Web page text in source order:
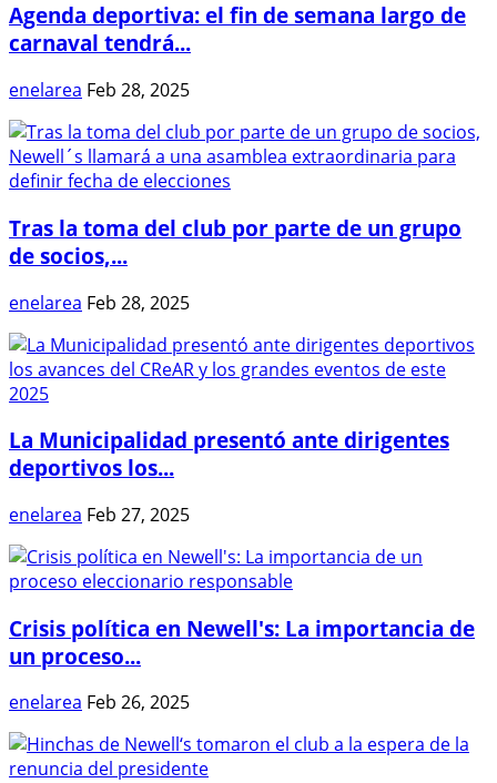
Agenda deportiva: el fin de semana largo de
carnaval tendrá...
enelarea Feb 28, 2025
Tras la toma del club por parte de un grupo
de socios,...
enelarea Feb 28, 2025
La Municipalidad presentó ante dirigentes
deportivos los...
enelarea Feb 27, 2025
Crisis política en Newell's: La importancia de
un proceso...
enelarea Feb 26, 2025